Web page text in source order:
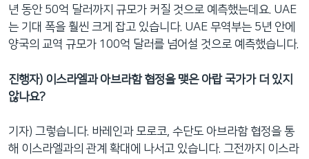
년 동안 50억 달러까지 규모가 커질 것으로 예측했는데요. UAE
는 기대 폭을 훨씬 크게 잡고 있습니다. UAE 무역부는 5년 안에
양국의 교역 규모가 100억 달러를 넘어설 것으로 예측했습니다.
진행자) 이스라엘과 아브라함 협정을 맺은 아랍 국가가 더 있지
않나요?
기자) 그렇습니다. 바레인과 모로코, 수단도 아브라함 협정을 통
해 이스라엘과의 관계 확대에 나서고 있습니다. 그전까지 이스라